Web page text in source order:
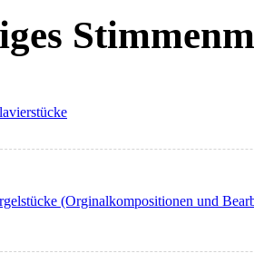
(Orginalkompositionen und